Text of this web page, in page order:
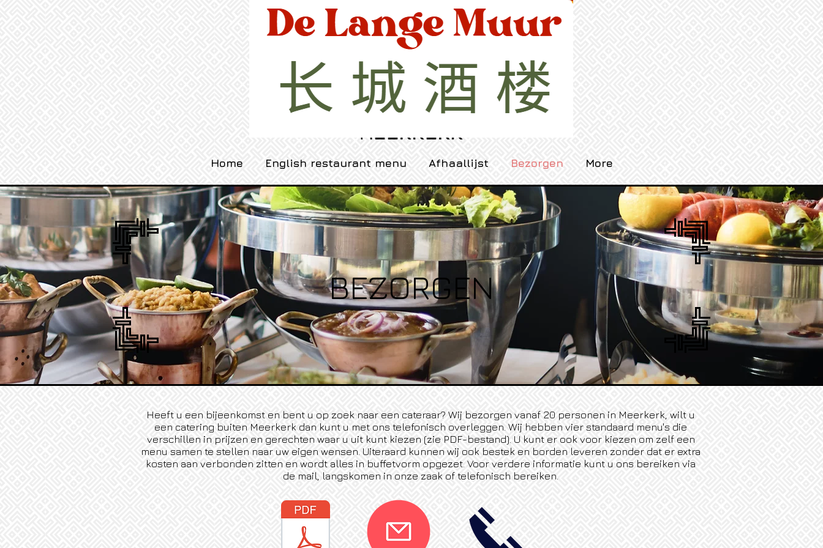
RESTAURANT DE LANGE MUUR
MEERKERK
Home English restaurant menu Afhaallijst Bezorgen More
BEZORGEN
Heeft u een bijeenkomst en bent u op zoek naar een cateraar? Wij bezorgen vanaf 20 personen in Meerkerk, wilt u
een catering buiten Meerkerk dan kunt u met ons telefonisch overleggen. Wij hebben vier standaard menu's die
verschillen in prijzen en gerechten waar u uit kunt kiezen (zie PDF-bestand). U kunt er ook voor kiezen om zelf een
menu samen te stellen naar uw eigen wensen. Uiteraard kunnen wij ook bestek en borden leveren zonder dat er extra
kosten aan verbonden zitten en wordt alles in buffetvorm opgezet. Voor verdere informatie kunt u ons bereiken via
de mail, langskomen in onze zaak of telefonisch bereiken.